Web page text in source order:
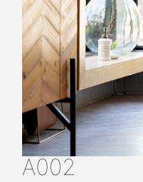
A002